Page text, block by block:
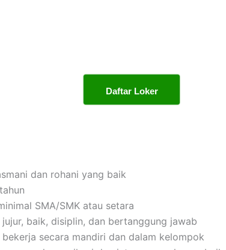
Daftar Loker
dan rohani yang baik
SMA/SMK atau setara
jujur, baik, disiplin, dan bertanggung jawab
bekerja secara mandiri dan dalam kelompok